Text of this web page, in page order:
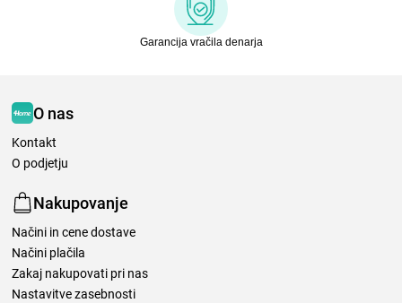
Garancija vračila denarja
O nas
Kontakt
O podjetju
Nakupovanje
Načini in cene dostave
Načini plačila
Zakaj nakupovati pri nas
Nastavitve zasebnosti